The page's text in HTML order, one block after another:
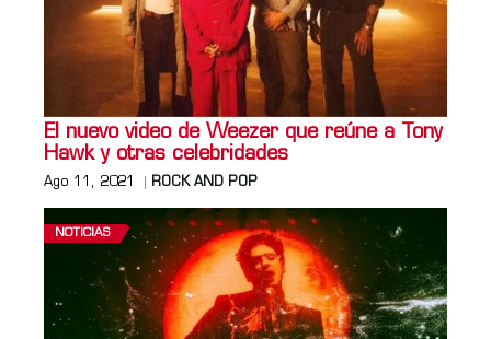
El nuevo video de Weezer que reúne a Tony
Hawk y otras celebridades
Ago 11, 2021 ROCK AND POP
NOTICIAS